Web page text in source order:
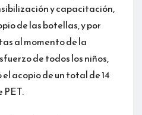
y capacitación,
de las botellas, y por
al momento de la
de todos los niños,
acopio de un total de 14
PET.